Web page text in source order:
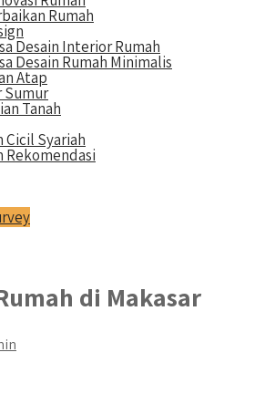
Rumah
Desain Interior Rumah
Desain Rumah Minimalis
Atap
Sumur
Tanah
Cicil Syariah
Rekomendasi
di Makasar